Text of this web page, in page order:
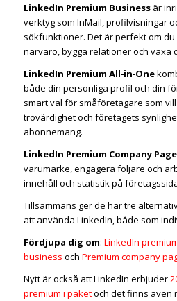
LinkedIn Premium Businessär
verktyg som InMail, profilvisningar
sökfunktioner. Det är perfekt om
närvaro, bygga relationer och växa
LinkedIn Premium All‑in‑One
både din personliga profil och din
smart val för småföretagare som
trovärdighet och företagets
abonnemang.
LinkedIn Premium Company Page
varumärke, engagera följare och
innehåll och statistik på
Tillsammans ger de här tre
att använda LinkedIn, både som
Fördjupa dig om: LinkedIn
business och Premium company
Nytt är också att LinkedIn erbjuder
premium i paketoch det finns även